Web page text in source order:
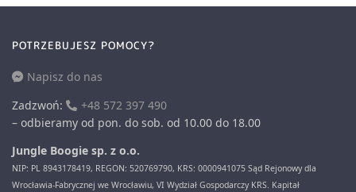
POTRZEBUJESZ POMOCY?
Napisz do nas
Zadzwoń:
+48 572 397 490
– odbieramy od pon. do sob. od 10.00 do 18.00
Jungle Boogie sp. z o.o.
NIP: PL 8943178419, REGON: 520769790, KRS: 0000941075 Sąd Rejonowy dla
Wrocławia-Fabrycznej we Wrocławiu, VI Wydział Gospodarczy KRS. Kapitał